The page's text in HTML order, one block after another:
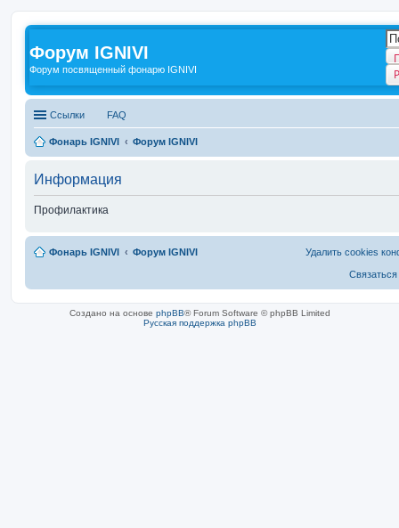
Форум IGNIVI
Форум посвященный фонарю IGNIVI
Ссылки FAQ
Фонарь IGNIVI Форум IGNIVI
Информация
Профилактика
Фонарь IGNIVI Форум IGNIVI Удалить cookies
Создано на основе phpBB® Forum Software © phpBB Limited
Русская поддержка phpBB